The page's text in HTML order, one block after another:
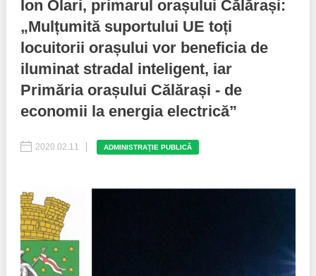
Reports
Projects in progres
Implemented projects
Institutional Charter IDIS
Announcements
IDIS International Advisory Board
Best parctices
Governance transparency
Sociometric Laboratory
National Business Agenda
Democratic process
15 minutes of economic realism
Hybrid power
Ion Olari, primarul orașului Călărași:
„Mulțumită suportului UE toți
locuitorii orașului vor beneficia de
iluminat stradal inteligent, iar
Primăria orașului Călărași - de
economii la energia electrică”
2020.02.11 ADMINISTRAȚIE PUBLICĂ